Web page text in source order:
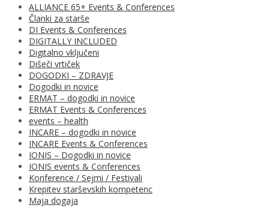
ALLIANCE 65+ Events & Conferences
Članki za starše
DI Events & Conferences
DIGITALLY INCLUDED
Digitalno vključeni
Dišeči vrtiček
DOGODKI – ZDRAVJE
Dogodki in novice
ERMAT – dogodki in novice
ERMAT Events & Conferences
events – health
INCARE – dogodki in novice
INCARE Events & Conferences
IONIS – Dogodki in novice
IONIS events & Conferences
Konference / Sejmi / Festivali
Krepitev starševskih kompetenc
Maja dogaja